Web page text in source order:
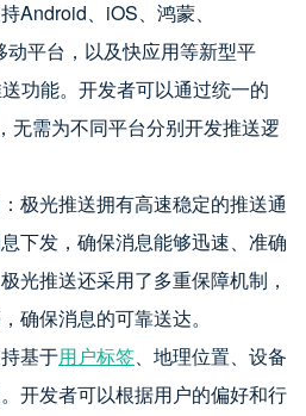
Android、iOS、鸿蒙、
平台，以及快应用等新型平
功能。开发者可以通过统一的
无需为不同平台分别开发推送逻
极光推送拥有高速稳定的推送通
下发，确保消息能够迅速、准确
光推送还采用了多重保障机制，
确保消息的可靠送达。
基于用户标签、地理位置、设备
开发者可以根据用户的偏好和行